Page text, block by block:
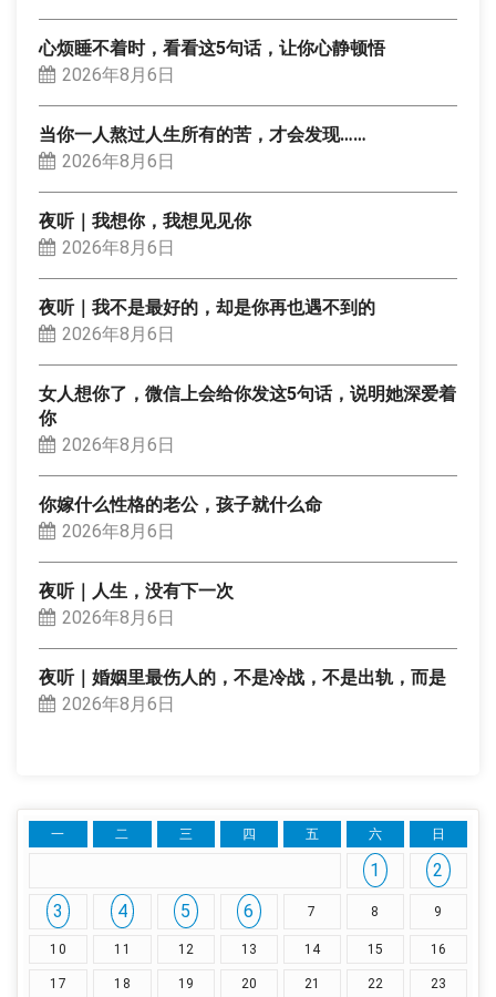
心烦睡不着时，看看这5句话，让你心静顿悟
2026年8月6日
当你一人熬过人生所有的苦，才会发现……
2026年8月6日
夜听｜我想你，我想见见你
2026年8月6日
夜听｜我不是最好的，却是你再也遇不到的
2026年8月6日
女人想你了，微信上会给你发这5句话，说明她深爱着
你
2026年8月6日
你嫁什么性格的老公，孩子就什么命
2026年8月6日
夜听｜人生，没有下一次
2026年8月6日
夜听｜婚姻里最伤人的，不是冷战，不是出轨，而是
2026年8月6日
一 二 三 四 五 六 日
1
2
3
4 5 6 7 8 9
10 11 12 13 14 15 16
17 18 19 20 21 22 23